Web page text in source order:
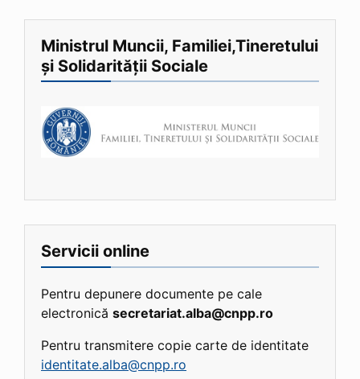
Ministrul Muncii, Familiei,Tineretului
și Solidarității Sociale
Servicii online
Pentru depunere documente pe cale
electronică secretariat.alba@cnpp.ro
Pentru transmitere copie carte de identitate
identitate.alba@cnpp.ro